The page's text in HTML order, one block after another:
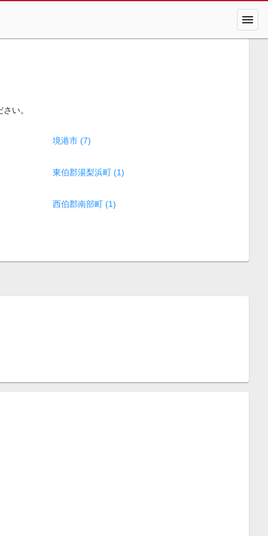
menu
い。
境港市 (7)
東伯郡湯梨浜町 (1)
西伯郡南部町 (1)